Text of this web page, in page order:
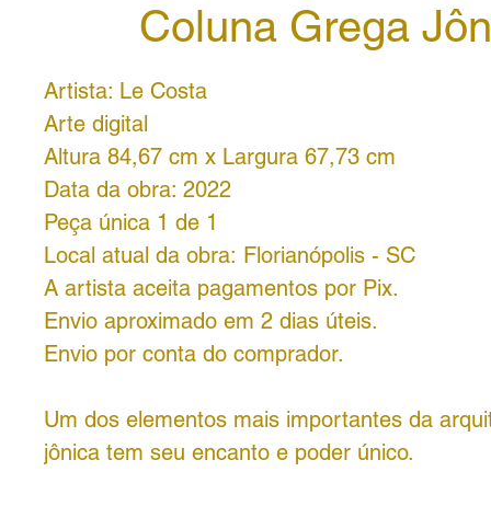
Coluna Grega
Artista: Le Costa
Arte digital
Altura 84,67 cm x Largura 67,73 cm
Data da obra: 2022
Peça única 1 de 1
Local atual da obra: Florianópolis - SC
A artista aceita pagamentos por Pix.
Envio aproximado em 2 dias úteis.
Envio por conta do comprador.
Um dos elementos mais importantes da
jônica tem seu encanto e poder único.